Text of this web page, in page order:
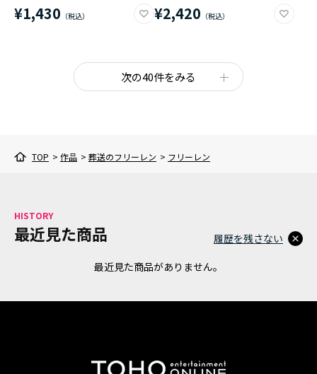
¥1,430 ¥2,420
次の40件をみる
TOP > 作品 > 葬送のフリーレン > フリーレン
HISTORY
最近見た商品
最近見た商品がありません。
履歴を残さない